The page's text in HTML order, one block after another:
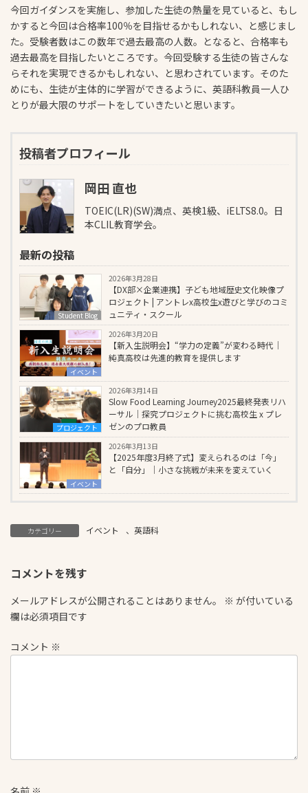
今回ガイダンスを実施し、参加した生徒の熱量を見ていると、もし
かすると今回は合格率100％を目指せるかもしれない、と感じまし
た。受験者数はこの数年で過去最高の人数。となると、合格率も
過去最高を目指したいところです。今回受験する生徒の皆さんな
らそれを実現できるかもしれない、と思わされています。そのた
めにも、生徒が主体的に学習ができるように、英語科教員一人ひ
とりが最大限のサポートをしていきたいと思います。
投稿者プロフィール
岡田 直也
TOEIC(LR)(SW)満点、英検1級、iELTS8.0。日
本CLIL教育学会。
最新の投稿
Student Blog
2026年3月28日
【DX部×企業連携】子ども地域歴史文化映像プ
ロジェクト | アントレx高校生x遊びと学びのコミ
ュニティ・スクール
イベント
2026年3月20日
【新入生説明会】“学力の定義”が変わる時代｜
純真高校は先進的教育を提供します
プロジェクト
2026年3月14日
Slow Food Learning Journey2025最終発表リハ
ーサル｜探究プロジェクトに挑む高校生 x プレ
ゼンのプロ教員
イベント
2026年3月13日
【2025年度3月終了式】変えられるのは「今」
と「自分」｜小さな挑戦が未来を変えていく
カテゴリー イベント 、 英語科
コメントを残す
メールアドレスが公開されることはありません。 ※ が付いている
欄は必須項目です
コメント ※